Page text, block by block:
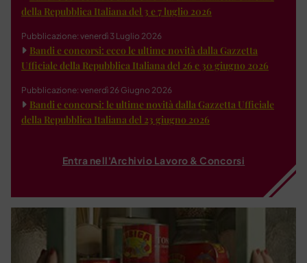
della Repubblica Italiana del 3 e 7 luglio 2026
Pubblicazione: venerdì 3 Luglio 2026
Bandi e concorsi: ecco le ultime novità dalla Gazzetta
Ufficiale della Repubblica Italiana del 26 e 30 giugno 2026
Pubblicazione: venerdì 26 Giugno 2026
Bandi e concorsi: le ultime novità dalla Gazzetta Ufficiale
della Repubblica Italiana del 23 giugno 2026
Entra nell'Archivio Lavoro & Concorsi